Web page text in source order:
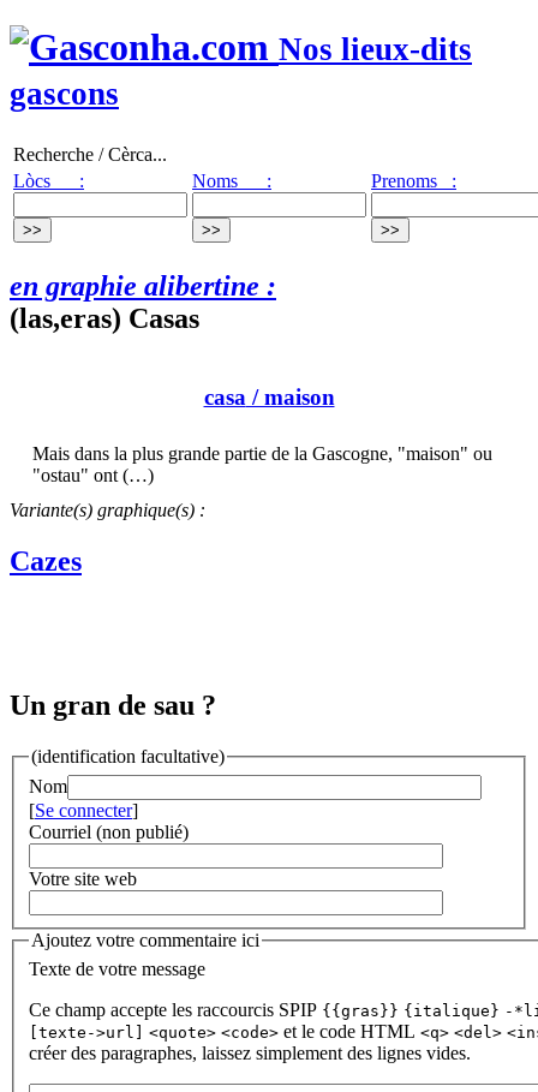
Nos lieux-dits
gascons
Recherche / Cèrca...
Lòcs :
Noms : Prenoms :
en graphie alibertine :
(las,eras) Casas
casa/ maison
Mais dans la plus grande partie de la Gascogne, "maison" ou
"ostau" ont (…)
Variante(s) graphique(s) :
Cazes
Un gran de sau ?
(identification facultative)
Nom
[Se connecter]
Courriel (non publié)
Votre site web
Ajoutez votre commentaire ici
Texte de votre message
Ce champ accepte les raccourcis SPIP {{gras}} {italique} -
[texte->url] <quote> <code> et le code HTML <q> <del>
créer des paragraphes, laissez simplement des lignes vides.